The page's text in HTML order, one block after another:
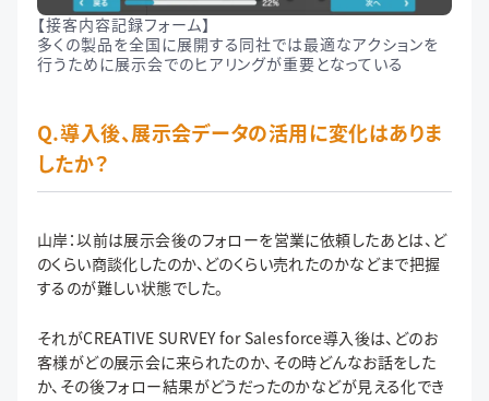
【接客内容記録フォーム】
多くの製品を全国に展開する同社では最適なアクションを
行うために展示会でのヒアリングが重要となっている
Q.導入後、展示会データの活用に変化はありま
したか？
山岸：以前は展示会後のフォローを営業に依頼したあとは、ど
のくらい商談化したのか、どのくらい売れたのかなどまで把握
するのが難しい状態でした。
それがCREATIVE SURVEY for Salesforce導入後は、どのお
客様がどの展示会に来られたのか、その時どんなお話をした
か、その後フォロー結果がどうだったのかなどが見える化でき